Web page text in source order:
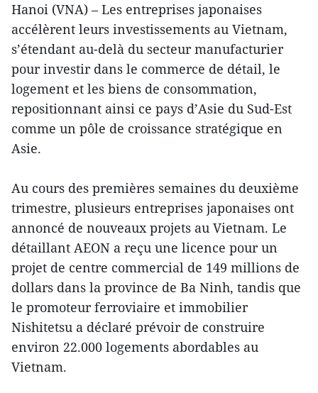
Hanoi (VNA) – Les entreprises japonaises
accélèrent leurs investissements au Vietnam,
s’étendant au-delà du secteur manufacturier
pour investir dans le commerce de détail, le
logement et les biens de consommation,
repositionnant ainsi ce pays d’Asie du Sud-Est
comme un pôle de croissance stratégique en
Asie.
Au cours des premières semaines du deuxième
trimestre, plusieurs entreprises japonaises ont
annoncé de nouveaux projets au Vietnam. Le
détaillant AEON a reçu une licence pour un
projet de centre commercial de 149 millions de
dollars dans la province de Ba Ninh, tandis que
le promoteur ferroviaire et immobilier
Nishitetsu a déclaré prévoir de construire
environ 22.000 logements abordables au
Vietnam.